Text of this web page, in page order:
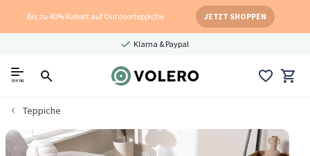
Bis zu 40% Rabatt auf Outdoorteppiche JETZT SHOPPEN
Klarna & Paypal
menu
Teppiche